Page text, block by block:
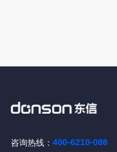
咨询热线：400-6210-086